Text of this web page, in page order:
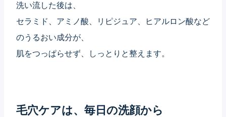
洗い流した後は、
セラミド、アミノ酸、リピジュア、ヒアルロン酸など
のうるおい成分が、
肌をつっぱらせず、しっとりと整えます。
毛穴ケアは、毎日の洗顔から